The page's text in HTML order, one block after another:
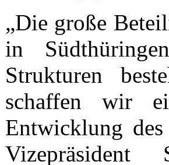
„Die große
in
Strukturen
schaffen wir
Entwicklung
Vizepräsident